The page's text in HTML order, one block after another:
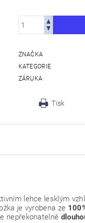
ZNAČKA
KATEGORIE
ZÁRUKA
Tisk
lehce lesklým
je vyrobena ze
nepřekonatelně